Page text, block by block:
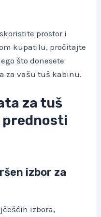
prostor i
kupatilu, pročitajte
što donesete
za vašu tuš kabinu.
za tuš
prednosti
izbor za
izbora,